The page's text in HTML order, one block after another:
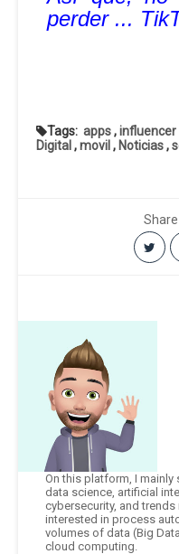
perder ...
Tags: apps,
Digital,movil, Noticias,
On this platform, I mainly
data science, artificial
cybersecurity, and
interested in process
volumes of data (Big
cloud computing.